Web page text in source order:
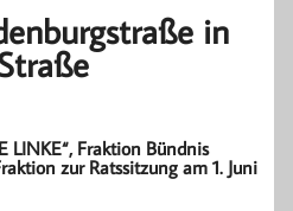
in
LINKE“, Fraktion Bündnis
zur Ratssitzung am 1. Juni